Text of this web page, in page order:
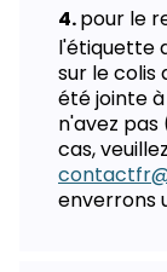
pour le
l'étiquette
sur le colis
été jointe
n'avez
cas,
enverrons